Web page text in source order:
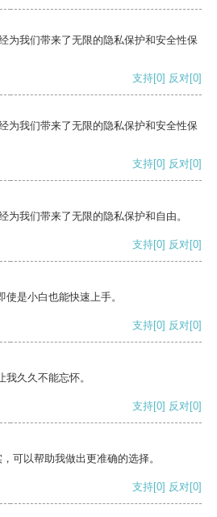
为我们带来了无限的隐私保护和安全性保
支持[0] 反对[0]
为我们带来了无限的隐私保护和安全性保
支持[0] 反对[0]
为我们带来了无限的隐私保护和自由。
支持[0] 反对[0]
是小白也能快速上手。
支持[0] 反对[0]
久久不能忘怀。
支持[0] 反对[0]
可以帮助我做出更准确的选择。
支持[0] 反对[0]